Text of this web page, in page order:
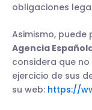
obligaciones
Asimismo,
Agencia
considera que
ejercicio de sus
su web: https://